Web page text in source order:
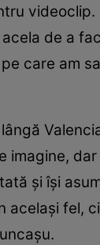
de a
care am
imagine,
şi îşi
fel,